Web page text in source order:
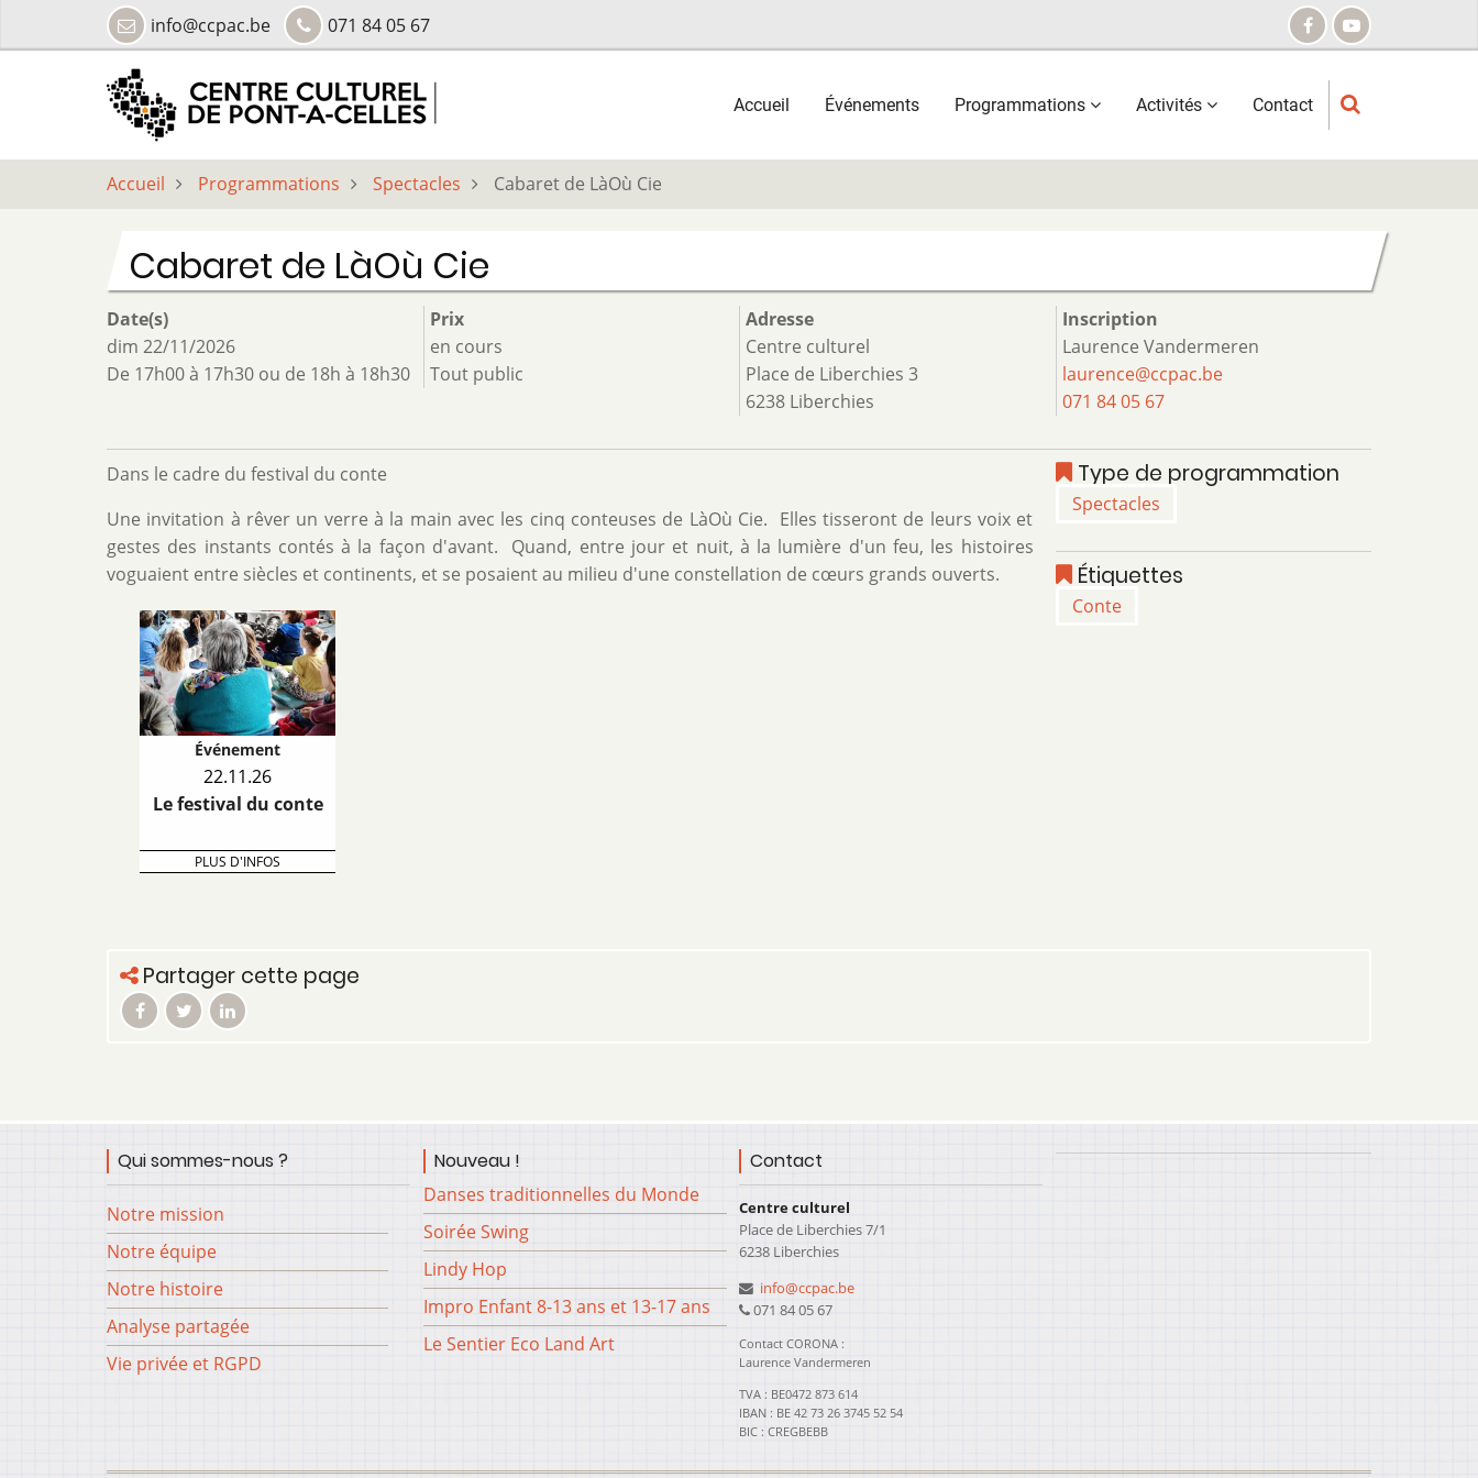
info@ccpac.be 071 84 05 67
Main
navigation
Accueil Événements Programmations Activités Contact
Accueil Programmations Spectacles Cabaret de LàOù Cie
Cabaret de LàOù Cie
Date(s)
dim 22/11/2026
De 17h00 à 17h30 ou de 18h à 18h30
Prix
en cours
Tout public
Adresse
Centre culturel
Place de Liberchies 3
6238 Liberchies
Inscription
Laurence Vandermeren
laurence@ccpac.be
071 84 05 67
Dans le cadre du festival du conte
Une invitation à rêver un verre à la main avec les cinq conteuses de LàOù Cie. Elles tisseront de leurs voix et
gestes des instants contés à la façon d'avant. Quand, entre jour et nuit, à la lumière d'un feu, les histoires
voguaient entre siècles et continents, et se posaient au milieu d'une constellation de cœurs grands ouverts.
Événement
22.11.26
Le festival du conte
PLUS D'INFOS
Type de programmation
Spectacles
Étiquettes
Conte
Partager cette page
Qui sommes-nous ?
Notre mission
Notre équipe
Notre histoire
Analyse partagée
Vie privée et RGPD
Nouveau !
Danses traditionnelles du Monde
Soirée Swing
Lindy Hop
Impro Enfant 8-13 ans et 13-17 ans
Le Sentier Eco Land Art
Contact
Centre culturel
Place de Liberchies 7/1
6238 Liberchies
info@ccpac.be
071 84 05 67
Contact CORONA :
Laurence Vandermeren
TVA : BE0472 873 614
IBAN : BE 42 73 26 3745 52 54
BIC : CREGBEBB